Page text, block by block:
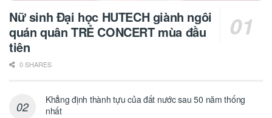
Nữ sinh Đại học HUTECH giành ngôi
quán quân TRẺ CONCERT mùa đầu
tiên
0 SHARES
Khẳng định thành tựu của đất nước sau 50 năm thống
nhất